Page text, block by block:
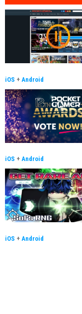
iOS + Android
iOS + Android
iOS + Android